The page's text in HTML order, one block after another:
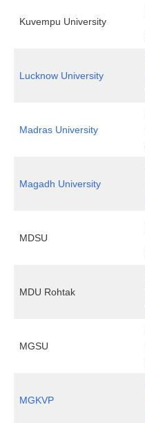
Kuvempu University
Lucknow University
Madras University
Magadh University
MDSU
MDU Rohtak
MGSU
MGKVP